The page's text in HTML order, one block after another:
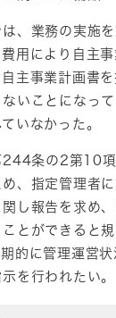
、業務の実施を
用により自主
主事業計画書
いことになっ
いなかった。
条の2第10項
、指定管理者
し報告を求め
とができると
的に管理運営
を行われたい。